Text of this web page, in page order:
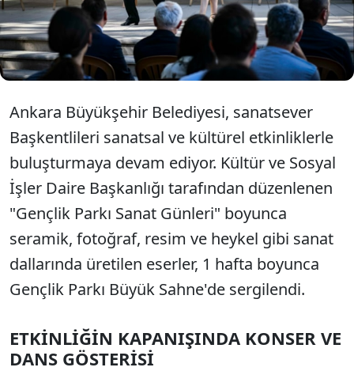
eserler, Gençlik Parkı Büyük Sahne'de
vatandaşların beğenisine sunuldu.
Ankara Büyükşehir Belediyesi, sanatsever
Başkentlileri sanatsal ve kültürel etkinliklerle
buluşturmaya devam ediyor. Kültür ve Sosyal
İşler Daire Başkanlığı tarafından düzenlenen
"Gençlik Parkı Sanat Günleri" boyunca
seramik, fotoğraf, resim ve heykel gibi sanat
dallarında üretilen eserler, 1 hafta boyunca
Gençlik Parkı Büyük Sahne'de sergilendi.
ETKİNLİĞİN KAPANIŞINDA KONSER VE
DANS GÖSTERİSİ